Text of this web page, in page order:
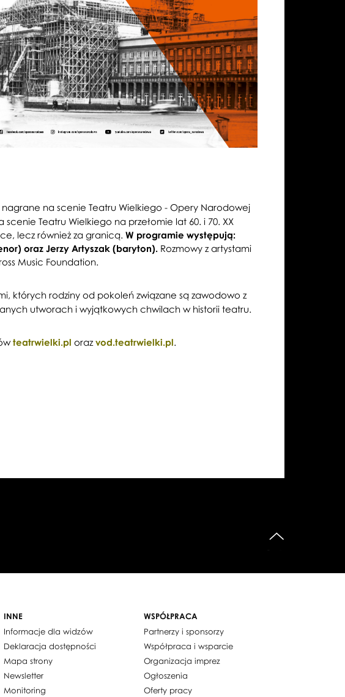
na scenie Teatru Wielkiego - Opery Narodowej
Teatru Wielkiego na przełomie lat 60. i 70. XX
lecz również za granicą. W programie występują:
oraz Jerzy Artyszak (baryton). Rozmowy z artystami
Music Foundation.
których rodziny od pokoleń związane są zawodowo z
utworach i wyjątkowych chwilach w historii teatru.
teatrwielki.pl oraz vod.teatrwielki.pl.
INNE
Informacje dla widzów
Deklaracja dostępności
Mapa strony
Newsletter
Monitoring
WSPÓŁPRACA
Partnerzy i sponsorzy
Współpraca i wsparcie
Organizacja imprez
Ogłoszenia
Oferty pracy